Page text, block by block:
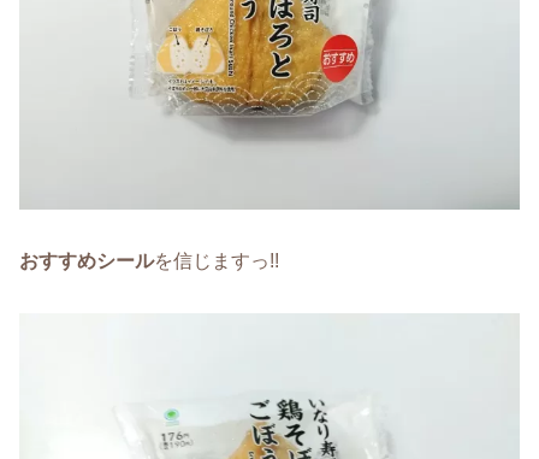
おすすめシールを信じますっ!!